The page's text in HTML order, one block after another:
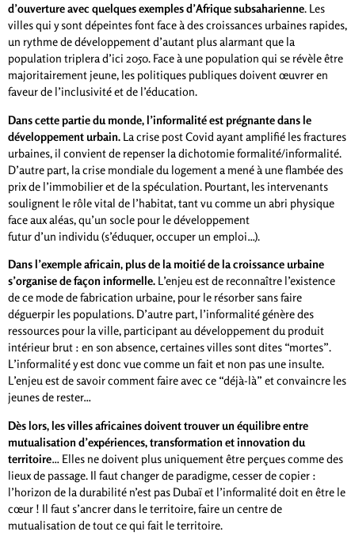
d’ouverture avec quelques exemples d’Afrique subsaharienne. Les
villes qui y sont dépeintes font face à des croissances urbaines rapides,
un rythme de développement d’autant plus alarmant que la
population triplera d’ici 2050. Face à une population qui se révèle être
majoritairement jeune, les politiques publiques doivent œuvrer en
faveur de l’inclusivité et de l’éducation.
Dans cette partie du monde, l’informalité est prégnante dans le
développement urbain. La crise post Covid ayant amplifié les fractures
urbaines, il convient de repenser la dichotomie formalité/informalité.
D’autre part, la crise mondiale du logement a mené à une flambée des
prix de l’immobilier et de la spéculation. Pourtant, les intervenants
soulignent le rôle vital de l’habitat, tant vu comme un abri physique
face aux aléas, qu’un socle pour le développement
futur d’un individu (s’éduquer, occuper un emploi…).
Dans l’exemple africain, plus de la moitié de la croissance urbaine
s’organise de façon informelle. L’enjeu est de reconnaître l’existence
de ce mode de fabrication urbaine, pour le résorber sans faire
déguerpir les populations. D’autre part, l’informalité génère des
ressources pour la ville, participant au développement du produit
intérieur brut : en son absence, certaines villes sont dites “mortes”.
L’informalité y est donc vue comme un fait et non pas une insulte.
L’enjeu est de savoir comment faire avec ce “déjà-là” et convaincre les
jeunes de rester…
Dès lors, les villes africaines doivent trouver un équilibre entre
mutualisation d’expériences, transformation et innovation du
territoire… Elles ne doivent plus uniquement être perçues comme des
lieux de passage. Il faut changer de paradigme, cesser de copier :
l’horizon de la durabilité n’est pas Dubaï et l’informalité doit en être le
cœur ! Il faut s’ancrer dans le territoire, faire un centre de
mutualisation de tout ce qui fait le territoire.